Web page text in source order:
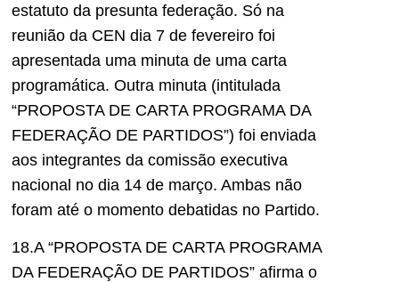
estatuto da presunta federação. Só na
reunião da CEN dia 7 de fevereiro foi
apresentada uma minuta de uma carta
programática. Outra minuta (intitulada
“PROPOSTA DE CARTA PROGRAMA DA
FEDERAÇÃO DE PARTIDOS”) foi enviada
aos integrantes da comissão executiva
nacional no dia 14 de março. Ambas não
foram até o momento debatidas no Partido.
18.A “PROPOSTA DE CARTA PROGRAMA
DA FEDERAÇÃO DE PARTIDOS” afirma o